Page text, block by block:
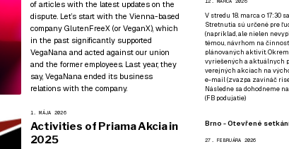
of articles with the latest updates on the
dispute. Let’s start with the Vienna-based
company GlutenFreeX (or VeganX), which
in the past significantly supported
VegaNana and acted against our union
and the former employees. Last year, they
say, VegaNana ended its business
relations with the company.
1. MÁJA 2026
Activities of Priama Akcia in
2025
V stredu 18. marca o 17:30
Stretnutia sú určené pre
(napríklad, ale nielen
témou, návrhom na
plánovaných aktivít.
vyriešených a aktuálnych
verejných akciach na
e-mail (zvazpa zavináč
Následne sa dohodneme
(FB podujatie)
Brno - Otevřené
27. FEBRUÁRA 2026